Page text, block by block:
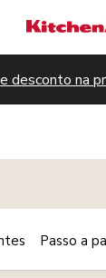
desconto na
PEQUENO-
Passo a